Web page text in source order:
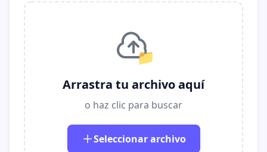
📁
Arrastra tu archivo aquí
o haz clic para buscar
Seleccionar archivo